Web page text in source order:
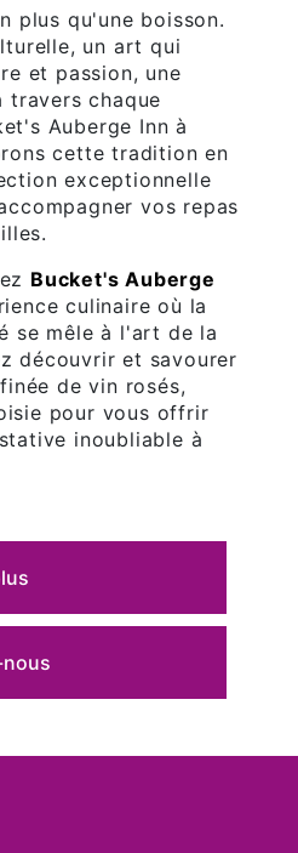
plus qu'une boisson.
un art qui
et passion, une
travers chaque
Auberge Inn à
cette tradition en
exceptionnelle
vos repas
Bucket's Auberge
culinaire où la
se mêle à l'art de la
découvrir et savourer
de vin rosés,
pour vous offrir
inoubliable à